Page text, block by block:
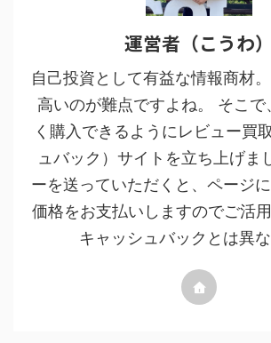
運営者（こうわ）
自己投資として有益な情報商材
高いのが難点ですよね。 そこで
く購入できるようにレビュー買
ュバック）サイトを立ち上げま
ーを送っていただくと、ページ
価格をお支払いしますのでご活
キャッシュバックとは異